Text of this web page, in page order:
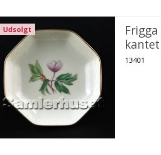
Udsolgt
13401